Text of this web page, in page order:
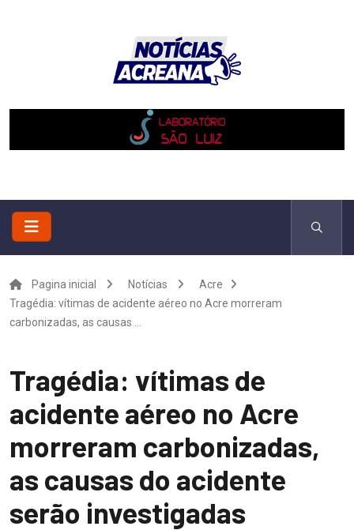
Pagina inicial Notícias
Acre
Tragédia: vítimas de acidente aéreo no Acre morreram
carbonizadas, as causas ...
Tragédia: vítimas de
acidente aéreo no Acre
morreram carbonizadas,
as causas do acidente
serão investigadas